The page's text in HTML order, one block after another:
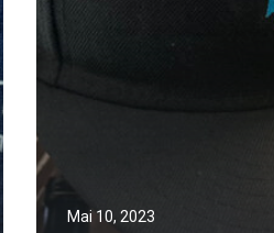
Mai 10, 2023